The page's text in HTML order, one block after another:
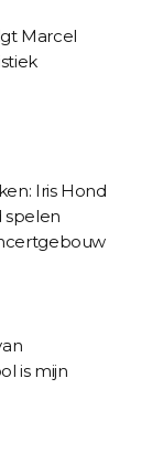
Marcel
Iris Hond
spelen
is mijn